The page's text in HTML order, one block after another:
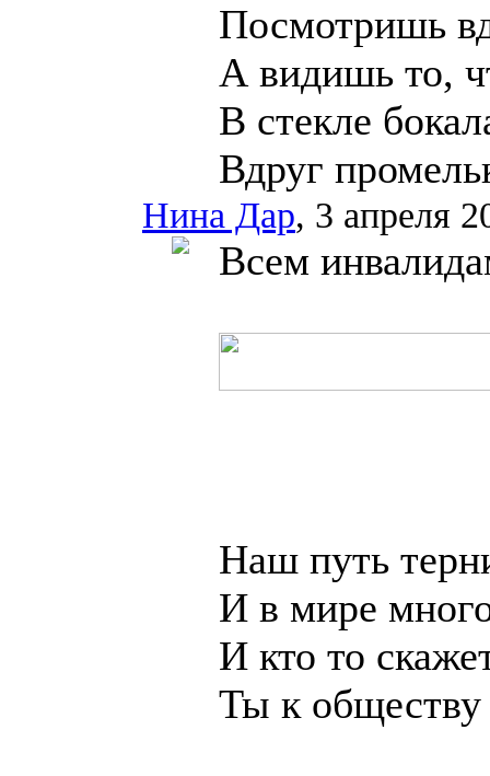
Посмотришь
А видишь то,
В стекле
Вдруг
Нина Дар, 3 апреля
Всем
Наш путь
И в мире
И кто то
Ты к